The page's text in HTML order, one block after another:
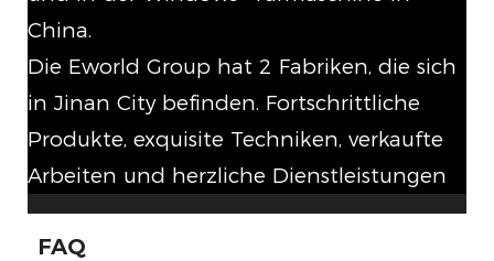
China.
Die Eworld Group hat 2 Fabriken, die sich
in Jinan City befinden. Fortschrittliche
Produkte, exquisite Techniken, verkaufte
Arbeiten und herzliche Dienstleistungen
FAQ